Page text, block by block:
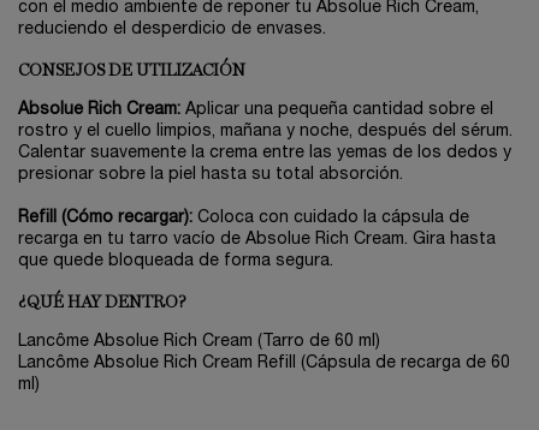
con el medio ambiente de reponer tu Absolue Rich Cream,
reduciendo el desperdicio de envases.
CONSEJOS DE UTILIZACIÓN
Absolue Rich Cream: Aplicar una pequeña cantidad sobre el
rostro y el cuello limpios, mañana y noche, después del sérum.
Calentar suavemente la crema entre las yemas de los dedos y
presionar sobre la piel hasta su total absorción.
Refill (Cómo recargar): Coloca con cuidado la cápsula de
recarga en tu tarro vacío de Absolue Rich Cream. Gira hasta
que quede bloqueada de forma segura.
¿QUÉ HAY DENTRO?
Lancôme Absolue Rich Cream (Tarro de 60 ml)
Lancôme Absolue Rich Cream Refill (Cápsula de recarga de 60
ml)